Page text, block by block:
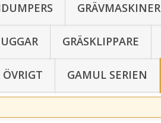
GRÄVMASKINER
GRÄSKLIPPARE
ÖVRIGT GAMUL SERIEN